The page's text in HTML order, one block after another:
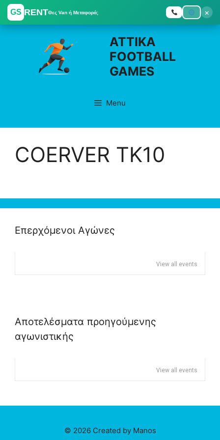
GS RENTΘες Van ή Μεταφορά;
×
Skip
ATTIKA
FOOTBALL
GAMES
Menu
COERVER ΤΚ10
Επερχόμενοι Αγώνες
View all events
Αποτελέσματα προηγούμενης
αγωνιστικής
View all events
© 2026 Created by Manos